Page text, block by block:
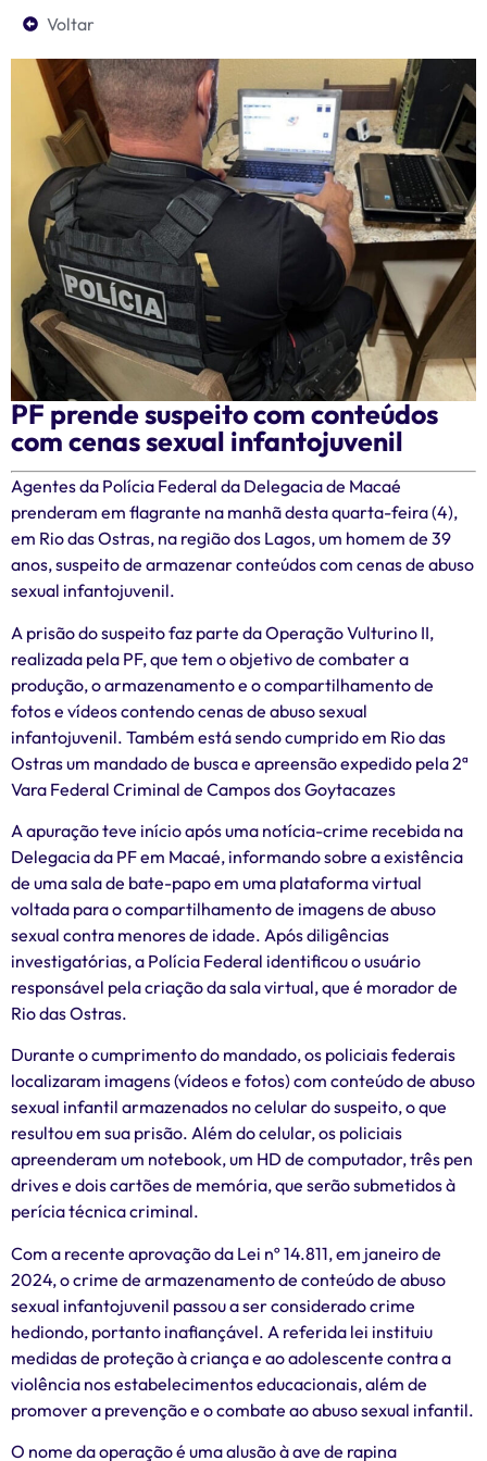
Voltar
PF prende suspeito com conteúdos
com cenas sexual infantojuvenil
Agentes da Polícia Federal da Delegacia de Macaé
prenderam em flagrante na manhã desta quarta-feira (4),
em Rio das Ostras, na região dos Lagos, um homem de 39
anos, suspeito de armazenar conteúdos com cenas de abuso
sexual infantojuvenil.
A prisão do suspeito faz parte da Operação Vulturino II,
realizada pela PF, que tem o objetivo de combater a
produção, o armazenamento e o compartilhamento de
fotos e vídeos contendo cenas de abuso sexual
infantojuvenil. Também está sendo cumprido em Rio das
Ostras um mandado de busca e apreensão expedido pela 2ª
Vara Federal Criminal de Campos dos Goytacazes
A apuração teve início após uma notícia-crime recebida na
Delegacia da PF em Macaé, informando sobre a existência
de uma sala de bate-papo em uma plataforma virtual
voltada para o compartilhamento de imagens de abuso
sexual contra menores de idade. Após diligências
investigatórias, a Polícia Federal identificou o usuário
responsável pela criação da sala virtual, que é morador de
Rio das Ostras.
Durante o cumprimento do mandado, os policiais federais
localizaram imagens (vídeos e fotos) com conteúdo de abuso
sexual infantil armazenados no celular do suspeito, o que
resultou em sua prisão. Além do celular, os policiais
apreenderam um notebook, um HD de computador, três pen
drives e dois cartões de memória, que serão submetidos à
perícia técnica criminal.
Com a recente aprovação da Lei nº 14.811, em janeiro de
2024, o crime de armazenamento de conteúdo de abuso
sexual infantojuvenil passou a ser considerado crime
hediondo, portanto inafiançável. A referida lei instituiu
medidas de proteção à criança e ao adolescente contra a
violência nos estabelecimentos educacionais, além de
promover a prevenção e o combate ao abuso sexual infantil.
O nome da operação é uma alusão à ave de rapina